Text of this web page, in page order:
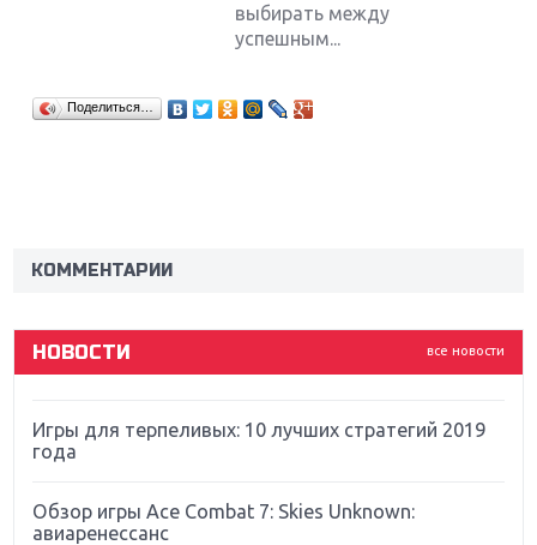
выбирать между
успешным...
Поделиться…
КОММЕНТАРИИ
все новости
НОВОСТИ
Far Cry 5: хвалить нельзя ругать
Игры для терпеливых: 10 лучших стратегий 2019
года
Обзор игры Ace Combat 7: Skies Unknown:
авиаренессанс